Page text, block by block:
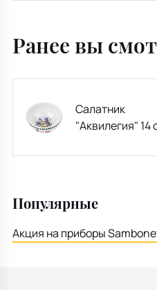
Ранее вы
Салатник
"Аквилегия" 14
Популярные
Акция на приборы